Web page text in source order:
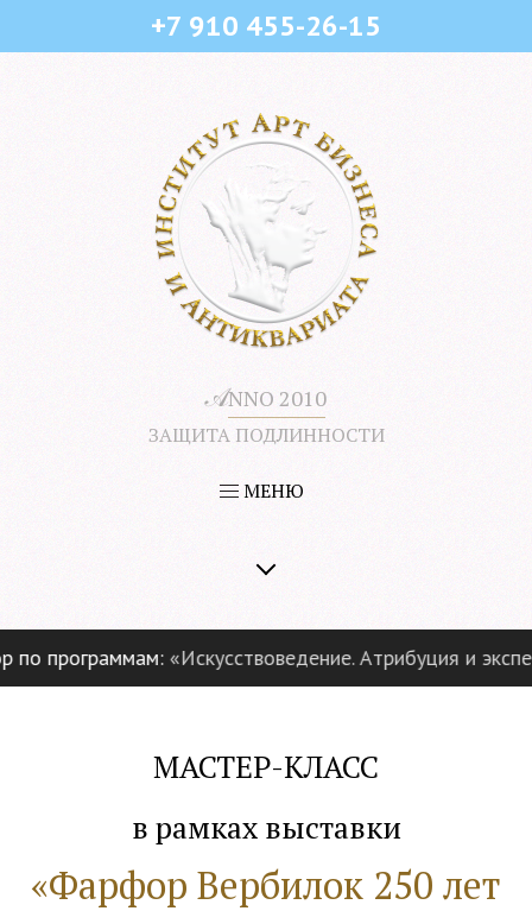
+7 910 455-26-15
𝒜NNO 2010
ЗАЩИТА ПОДЛИННОСТИ
МЕНЮ
программам:«Искусствоведение. Атрибуция и
МАСТЕР-КЛАСС
в рамках выставки
«Фарфор Вербилок 250 лет